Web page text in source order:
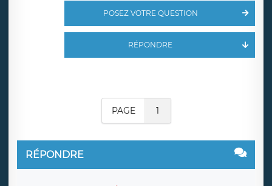
POSEZ VOTRE QUESTION
RÉPONDRE
PAGE 1
RÉPONDRE